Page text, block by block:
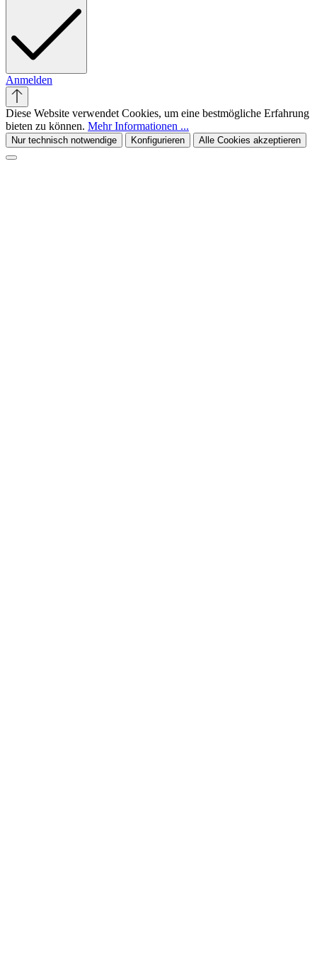
Anmelden
Diese Website verwendet Cookies, um eine bestmögliche Erfahrung
bieten zu können. Mehr Informationen ...
Nur technisch notwendige Konfigurieren Alle Cookies akzeptieren